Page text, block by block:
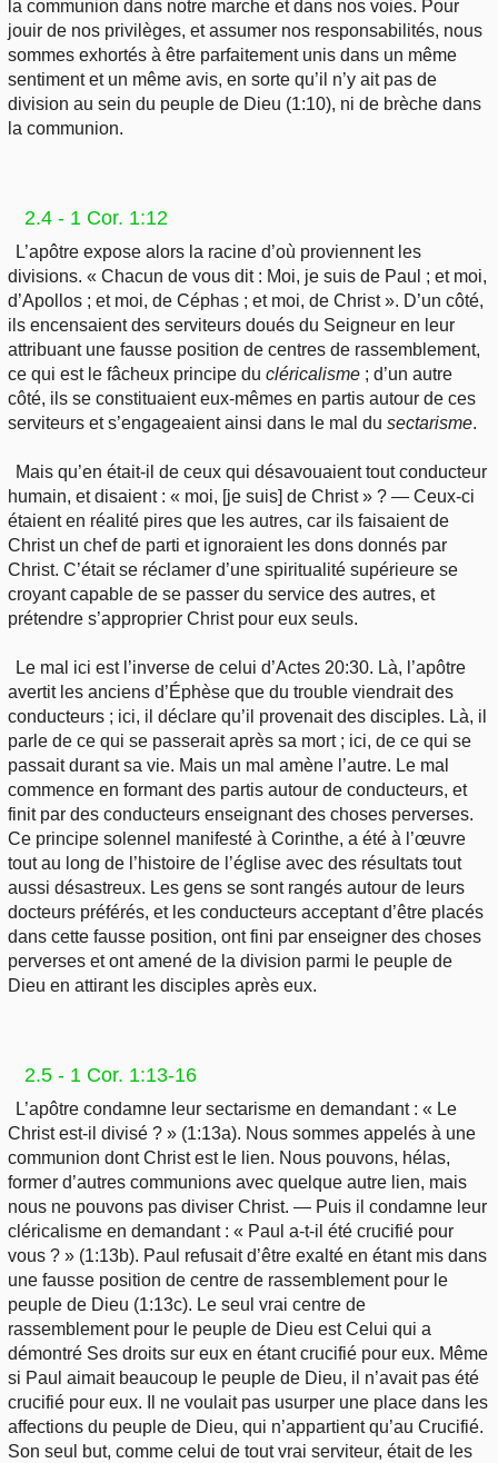
la communion dans notre marche et dans nos voies. Pour
jouir de nos privilèges, et assumer nos responsabilités, nous
sommes exhortés à être parfaitement unis dans un même
sentiment et un même avis, en sorte qu’il n’y ait pas de
division au sein du peuple de Dieu (1:10), ni de brèche dans
la communion.
2.4 - 1 Cor. 1:12
L’apôtre expose alors la racine d’où proviennent les
divisions. « Chacun de vous dit : Moi, je suis de Paul ; et moi,
d’Apollos ; et moi, de Céphas ; et moi, de Christ ». D’un côté,
ils encensaient des serviteurs doués du Seigneur en leur
attribuant une fausse position de centres de rassemblement,
ce qui est le fâcheux principe du cléricalisme ; d’un autre
côté, ils se constituaient eux-mêmes en partis autour de ces
serviteurs et s’engageaient ainsi dans le mal du sectarisme.
Mais qu’en était-il de ceux qui désavouaient tout conducteur
humain, et disaient : « moi, [je suis] de Christ » ? — Ceux-ci
étaient en réalité pires que les autres, car ils faisaient de
Christ un chef de parti et ignoraient les dons donnés par
Christ. C’était se réclamer d’une spiritualité supérieure se
croyant capable de se passer du service des autres, et
prétendre s’approprier Christ pour eux seuls.
Le mal ici est l’inverse de celui d’Actes 20:30. Là, l’apôtre
avertit les anciens d’Éphèse que du trouble viendrait des
conducteurs ; ici, il déclare qu’il provenait des disciples. Là, il
parle de ce qui se passerait après sa mort ; ici, de ce qui se
passait durant sa vie. Mais un mal amène l’autre. Le mal
commence en formant des partis autour de conducteurs, et
finit par des conducteurs enseignant des choses perverses.
Ce principe solennel manifesté à Corinthe, a été à l’œuvre
tout au long de l’histoire de l’église avec des résultats tout
aussi désastreux. Les gens se sont rangés autour de leurs
docteurs préférés, et les conducteurs acceptant d’être placés
dans cette fausse position, ont fini par enseigner des choses
perverses et ont amené de la division parmi le peuple de
Dieu en attirant les disciples après eux.
2.5 - 1 Cor. 1:13-16
L’apôtre condamne leur sectarisme en demandant : « Le
Christ est-il divisé ? » (1:13a). Nous sommes appelés à une
communion dont Christ est le lien. Nous pouvons, hélas,
former d’autres communions avec quelque autre lien, mais
nous ne pouvons pas diviser Christ. — Puis il condamne leur
cléricalisme en demandant : « Paul a-t-il été crucifié pour
vous ? » (1:13b). Paul refusait d’être exalté en étant mis dans
une fausse position de centre de rassemblement pour le
peuple de Dieu (1:13c). Le seul vrai centre de
rassemblement pour le peuple de Dieu est Celui qui a
démontré Ses droits sur eux en étant crucifié pour eux. Même
si Paul aimait beaucoup le peuple de Dieu, il n’avait pas été
crucifié pour eux. Il ne voulait pas usurper une place dans les
affections du peuple de Dieu, qui n’appartient qu’au Crucifié.
Son seul but, comme celui de tout vrai serviteur, était de les